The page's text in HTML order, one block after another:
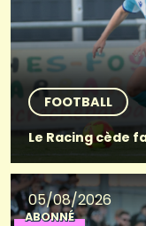
FOOTBALL
Le Racing cède
05/08/2026
ABONNÉ